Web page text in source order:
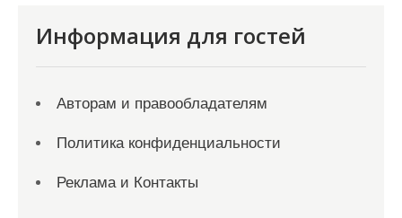
Информация для гостей
Авторам и правообладателям
Политика конфиденциальности
Реклама и Контакты